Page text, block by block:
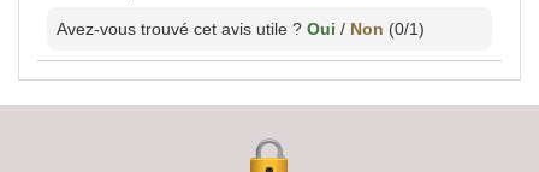
Avez-vous trouvé cet avis utile ? Oui / Non (0/1)